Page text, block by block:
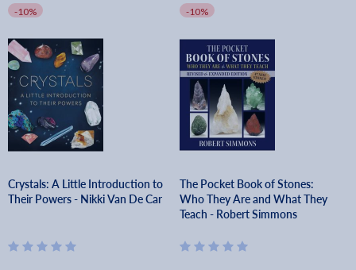
-10%
Crystals: A Little Introduction to
Their Powers - Nikki Van De Car
-10%
The Pocket Book of Stones:
Who They Are and What They
Teach - Robert Simmons